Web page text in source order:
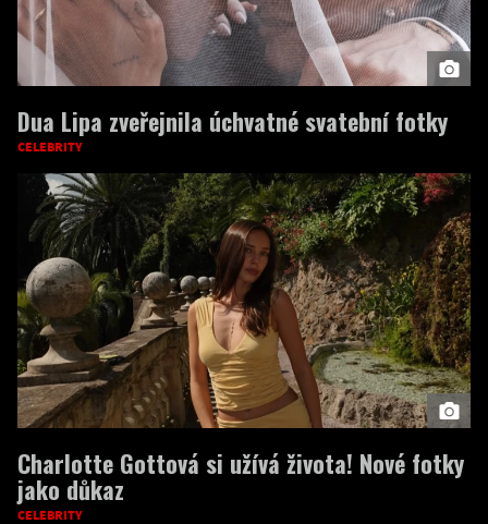
Dua Lipa zveřejnila úchvatné svatební fotky
CELEBRITY
Charlotte Gottová si užívá života! Nové fotky
jako důkaz
CELEBRITY